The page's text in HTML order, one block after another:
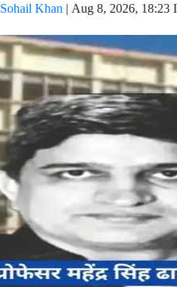
Sohail Khan | Aug 8, 2026, 18:23